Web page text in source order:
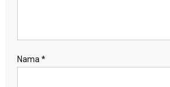
Nama *